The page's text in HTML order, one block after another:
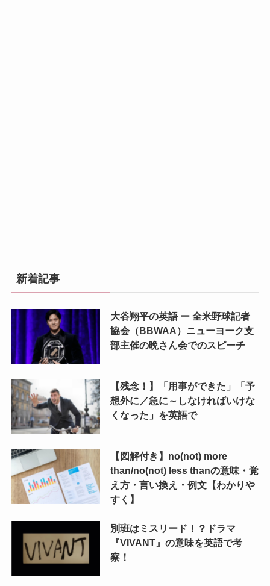
新着記事
大谷翔平の英語 ー 全米野球記者
協会（BBWAA）ニューヨーク支
部主催の晩さん会でのスピーチ
【残念！】「用事ができた」「予
想外に／急に～しなければいけな
くなった」を英語で
【図解付き】no(not) more
than/no(not) less thanの意味・覚
え方・言い換え・例文【わかりや
すく】
別班はミスリード！？ドラマ
『VIVANT』の意味を英語で考
察！